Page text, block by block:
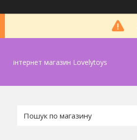
інтернет магазин Lovelytoys